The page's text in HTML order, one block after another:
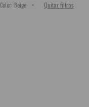
Color: Beige Quitar filtros